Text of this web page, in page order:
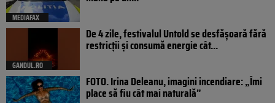
MEDIAFAX
GANDUL.RO
De 4 zile, festivalul Untold se desfășoară fără
restricții și consumă energie cât...
FOTO. Irina Deleanu, imagini incendiare: „Îmi
place să fiu cât mai naturală”